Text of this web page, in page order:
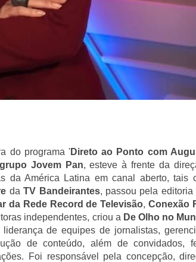
do programa 'Direto ao Ponto com
grupo Jovem Pan, esteve à frente da
da América Latina em canal aberto, tais
daTV Bandeirantes, passou pela editoria
da Rede Record de Televisão,Conexão
independentes, criou a De Olho no
de equipes de jornalistas,
de conteúdo, além de convidados,
Foi responsável pela concepção,